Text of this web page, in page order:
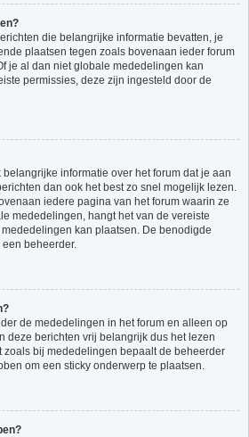
die belangrijke informatie bevatten, je
plaatsen tegen zoals bovenaan ieder forum
je al dan niet globale mededelingen kan
permissies, deze zijn ingesteld door de
informatie over het forum dat je aan
dan ook het best zo snel mogelijk lezen.
iedere pagina van het forum waarin ze
mededelingen, hangt het van de vereiste
kan plaatsen. De benodigde
beheerder.
de mededelingen in het forum en alleen op
deze berichten vrij belangrijk dus het lezen
zoals bij mededelingen bepaalt de beheerder
om een sticky onderwerp te plaatsen.